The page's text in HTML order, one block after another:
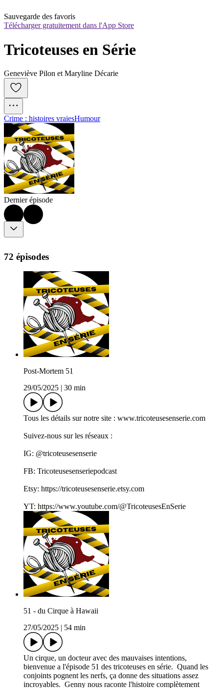
Sauvegarde des favoris
Télécharger gratuitement dans l'App Store
Tricoteuses en Série
Geneviève Pilon et Maryline Décarie
Crime : histoires vraiesHumour
Dernier épisode
72 épisodes
Post-Mortem 51
29/05/2025
30 min
Tous les détails sur notre site : www.tricoteusesenserie.com
Suivez-nous sur les réseaux :
IG: @tricoteusesenserie
FB: Tricoteusesenseriepodcast
Etsy: https://tricoteusesenserie.etsy.com
YT: https://www.youtube.com/@TricoteusesEnSerie
51 - du Cirque à Hawaii
27/05/2025
54 min
Un cirque, un docteur avec des mauvaises intentions,
bienvenue a l'épisode 51 des tricoteuses en série. Quand les
conjoints pognent les nerfs, ça donne des situations assez
incroyables. Genny nous raconte l'histoire complètement